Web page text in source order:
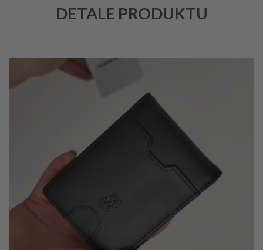
DETALE PRODUKTU